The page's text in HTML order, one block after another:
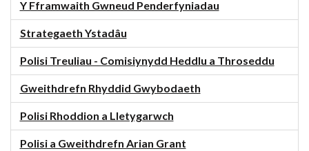
Y Fframwaith Gwneud Penderfyniadau
Strategaeth Ystadâu
Polisi Treuliau - Comisiynydd Heddlu a Throseddu
Gweithdrefn Rhyddid Gwybodaeth
Polisi Rhoddion a Lletygarwch
Polisi a Gweithdrefn Arian Grant